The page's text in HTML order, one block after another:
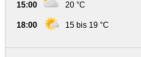
15:00 20 °C
18:00 15 bis 19 °C